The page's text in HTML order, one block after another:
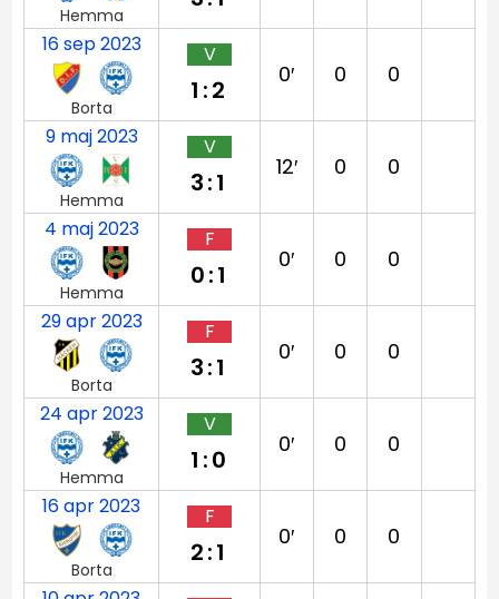
Hemma
16 sep 2023
Borta
V
1:2
0′ 0 0
9 maj 2023
Hemma
V
3:1
12′ 0 0
4 maj 2023
Hemma
F
0:1
0′ 0 0
29 apr 2023
Borta
F
3:1
0′ 0 0
24 apr 2023
Hemma
V
1:0
0′ 0 0
16 apr 2023
Borta
F
2:1
0′ 0 0